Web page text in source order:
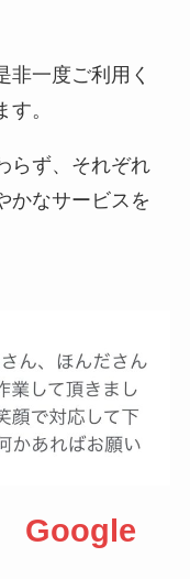
非一度ご利用く
。
らず、それぞれ
かなサービスを
Google